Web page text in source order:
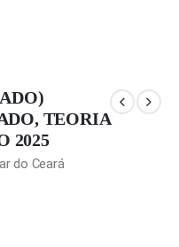
TEORIA
2025
do Ceará